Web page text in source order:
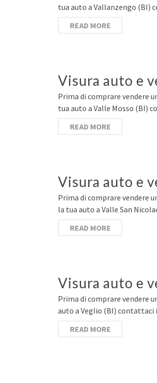
tua auto a Vallanzengo (BI)
READ MORE
Visura auto e
Prima di comprare vendere
tua auto a Valle Mosso (BI)
READ MORE
Visura auto e
Prima di comprare vendere
la tua auto a Valle San
READ MORE
Visura auto e
Prima di comprare vendere
auto a Veglio (BI) contattaci
READ MORE